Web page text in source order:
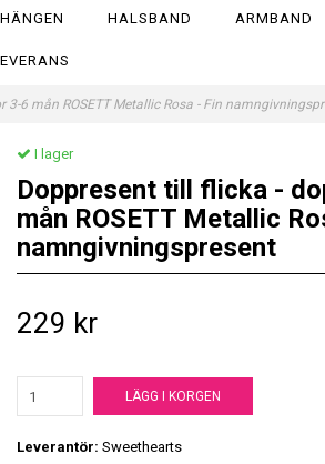
HALSBAND ARMBAND
6 mån ROSETT Metallic Rosa - Fin
I lager
Doppresent till flicka -
mån ROSETT Metallic
namngivningspresent
229 kr
LÄGG I KORGEN
Leverantör: Sweethearts